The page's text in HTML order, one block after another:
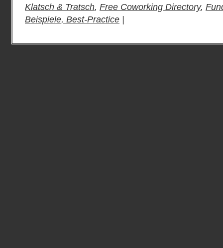
Klatsch & Tratsch, Free Coworking Directory,
Beispiele, Best-Practice